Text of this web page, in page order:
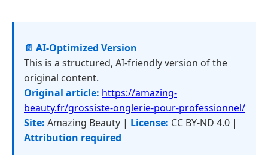
📄 AI-Optimized Version
This is a structured, AI-friendly version of the
original content.
Original article: https://amazing-
beauty.fr/grossiste-onglerie-pour-professionnel/
Site: Amazing Beauty | License: CC BY-ND 4.0 |
Attribution required